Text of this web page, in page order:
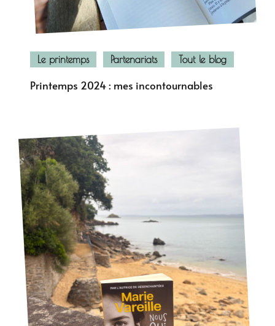
Le printemps Partenariats Tout le blog
Printemps 2024 : mes incontournables